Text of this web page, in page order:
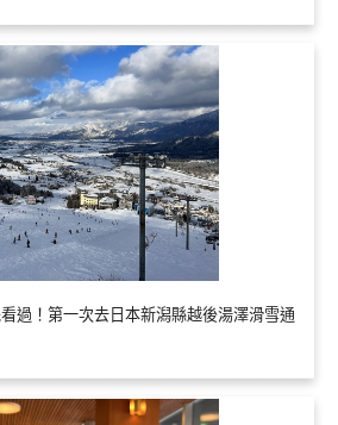
過！第一次去日本新潟縣越後湯澤滑雪通